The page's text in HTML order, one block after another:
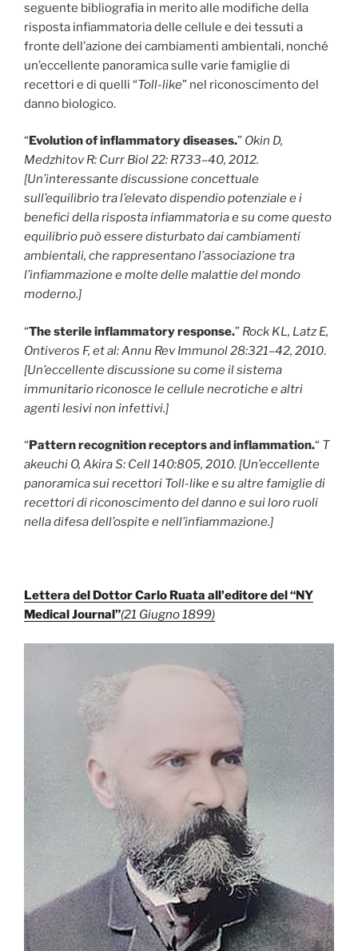
seguente bibliografia in merito alle modifiche della
risposta infiammatoria delle cellule e dei tessuti a
fronte dell’azione dei cambiamenti ambientali, nonché
un’eccellente panoramica sulle varie famiglie di
recettori e di quelli “Toll-like” nel riconoscimento del
danno biologico.
“Evolution of inflammatory diseases.” Okin D,
Medzhitov R: Curr Biol 22: R733–40, 2012.
[Un’interessante discussione concettuale
sull’equilibrio tra l’elevato dispendio potenziale e i
benefici della risposta infiammatoria e su come questo
equilibrio può essere disturbato dai cambiamenti
ambientali, che rappresentano l’associazione tra
l’infiammazione e molte delle malattie del mondo
moderno.]
“The sterile inflammatory response.” Rock KL, Latz E,
Ontiveros F, et al: Annu Rev Immunol 28:321–42, 2010.
[Un’eccellente discussione su come il sistema
immunitario riconosce le cellule necrotiche e altri
agenti lesivi non infettivi.]
“Pattern recognition receptors and inflammation.“ T
akeuchi O, Akira S: Cell 140:805, 2010. [Un’eccellente
panoramica sui recettori Toll-like e su altre famiglie di
recettori di riconoscimento del danno e sui loro ruoli
nella difesa dell’ospite e nell’infiammazione.]
Lettera del Dottor Carlo Ruata all'editore del “NY
Medical Journal”(21 Giugno 1899)